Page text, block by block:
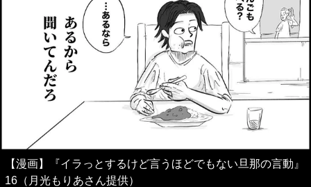
【漫画】『イラっとするけど言うほどでもない旦那の言動』
16（月光もりあさん提供）